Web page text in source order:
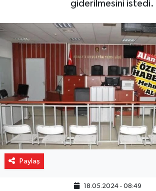
giderilmesini istedi.
Paylaş
18.05.2024 - 08:49
Gündem
Politika
Spor
Turizm